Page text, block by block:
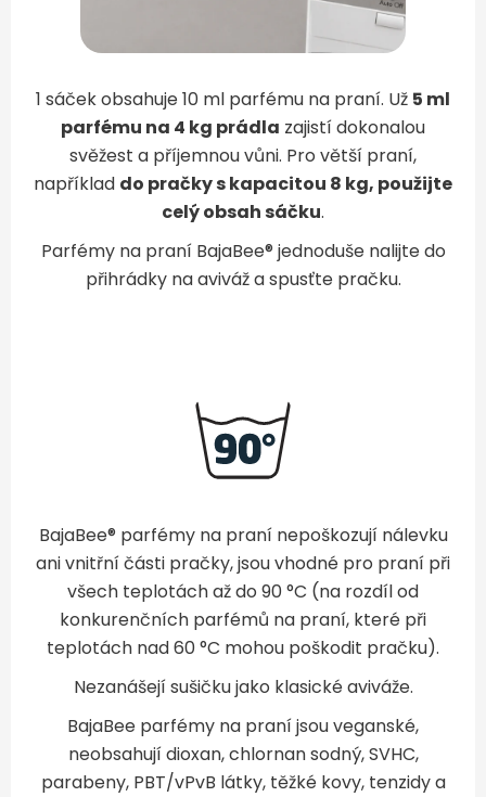
1 sáček obsahuje 10 ml parfému na praní. Už 5 ml
parfému na 4 kg prádla zajistí dokonalou
svěžest a příjemnou vůni. Pro větší praní,
například do pračky s kapacitou 8 kg, použijte
celý obsah sáčku.
Parfémy na praní BajaBee® jednoduše nalijte do
přihrádky na aviváž a spusťte pračku.
BajaBee® parfémy na praní nepoškozují nálevku
ani vnitřní části pračky, jsou vhodné pro praní při
všech teplotách až do 90 °C (na rozdíl od
konkurenčních parfémů na praní, které při
teplotách nad 60 °C mohou poškodit pračku).
Nezanášejí sušičku jako klasické aviváže.
BajaBee parfémy na praní jsou veganské,
neobsahují dioxan, chlornan sodný, SVHC,
parabeny, PBT/vPvB látky, těžké kovy, tenzidy a